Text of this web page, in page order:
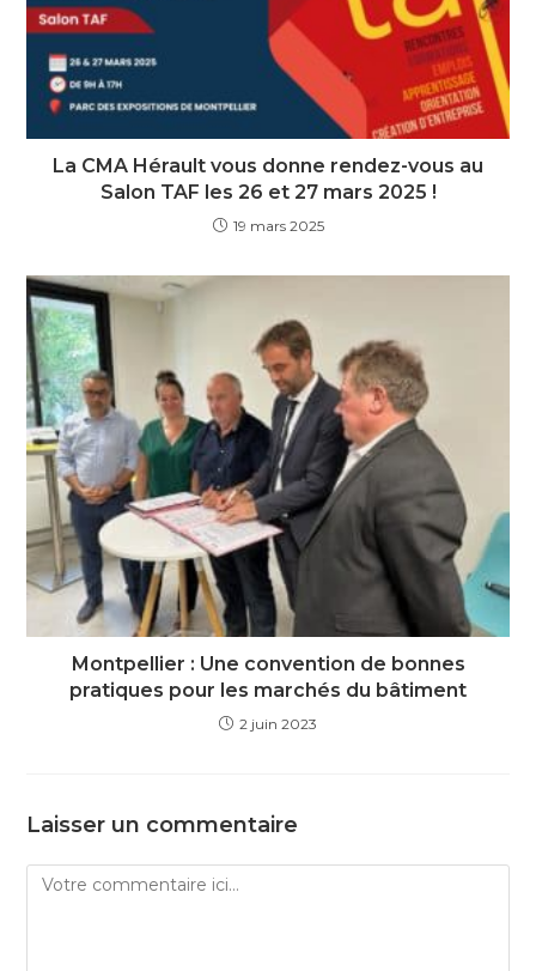
La CMA Hérault vous donne rendez-vous au
Salon TAF les 26 et 27 mars 2025 !
19 mars 2025
Montpellier : Une convention de bonnes
pratiques pour les marchés du bâtiment
2 juin 2023
Laisser un commentaire